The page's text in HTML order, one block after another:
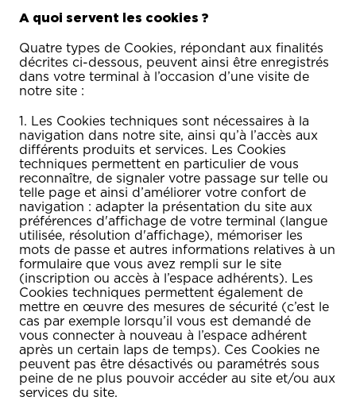
A quoi servent les cookies ?
Quatre types de Cookies, répondant aux finalités
décrites ci-dessous, peuvent ainsi être enregistrés
dans votre terminal à l’occasion d’une visite de
notre site :
1. Les Cookies techniques sont nécessaires à la
navigation dans notre site, ainsi qu’à l’accès aux
différents produits et services. Les Cookies
techniques permettent en particulier de vous
reconnaître, de signaler votre passage sur telle ou
telle page et ainsi d’améliorer votre confort de
navigation : adapter la présentation du site aux
préférences d'affichage de votre terminal (langue
utilisée, résolution d'affichage), mémoriser les
mots de passe et autres informations relatives à un
formulaire que vous avez rempli sur le site
(inscription ou accès à l’espace adhérents). Les
Cookies techniques permettent également de
mettre en œuvre des mesures de sécurité (c’est le
cas par exemple lorsqu’il vous est demandé de
vous connecter à nouveau à l’espace adhérent
après un certain laps de temps). Ces Cookies ne
peuvent pas être désactivés ou paramétrés sous
peine de ne plus pouvoir accéder au site et/ou aux
services du site.